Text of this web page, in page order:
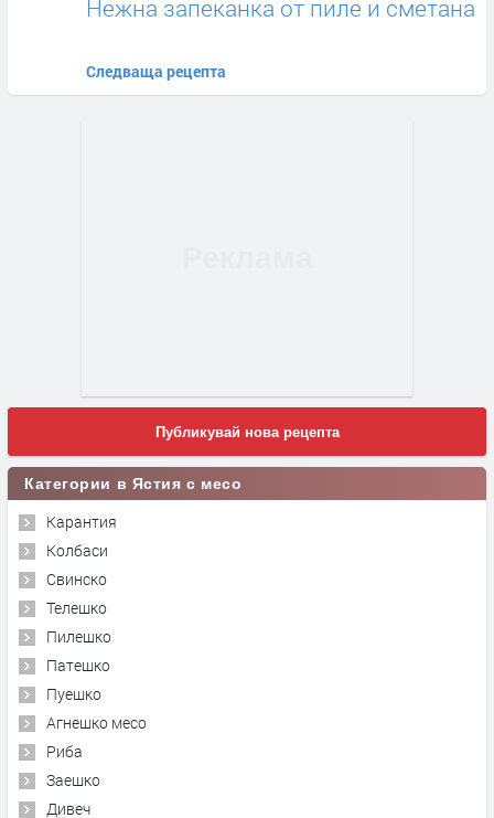
Нежна запеканка от пиле и сметана
Следваща рецепта
Публикувай нова рецепта
Категории в Ястия с месо
Карантия
Колбаси
Свинско
Телешко
Пилешко
Патешко
Пуешко
Агнешко месо
Риба
Заешко
Дивеч